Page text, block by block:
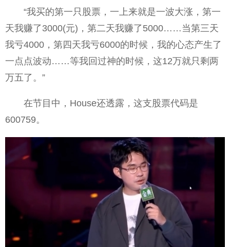
“我买的第一只股票，一上来就是一波大涨，第一
天我赚了3000(元)，第二天我赚了5000……当第三天
我亏4000，第四天我亏6000的时候，我的心态产生了
一点点波动……等我回过神的时候，这12万就只剩两
万五了。”
在节目中，House还透露，这支股票代码是
600759。